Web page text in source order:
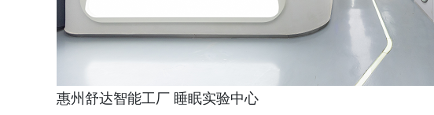
惠州舒达智能工厂 睡眠实验中心